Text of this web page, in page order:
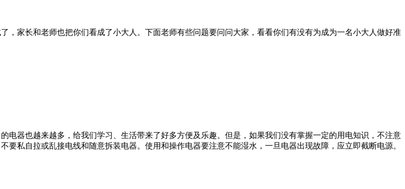
，家长和老师也把你们看成了小大人。下面老师有些问题要问问大家，看看你们有没有为成为一名小大人做好准
电器也越来越多，给我们学习、生活带来了好多方便及乐趣。但是，如果我们没有掌握一定的用电知识，不注意
私自拉或乱接电线和随意拆装电器。使用和操作电器要注意不能湿水，一旦电器出现故障，应立即截断电源。